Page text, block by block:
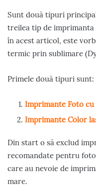
Sunt două tipuri
treilea tip de
în acest articol, este
termic prin sublimare
Primele două tipuri sunt:
Imprimante Foto cu
Imprimante Color
Din start o să exclud
recomandate pentru
care au nevoie de
mare.